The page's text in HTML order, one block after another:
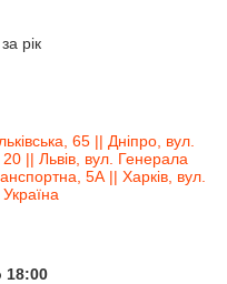
рік
65 || Дніпро, вул.
|| Львів, вул. Генерала
5А || Харків, вул.
18:00